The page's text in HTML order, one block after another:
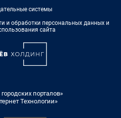
системы
и обработки персональных данных и
сайта
порталов»
Технологии»